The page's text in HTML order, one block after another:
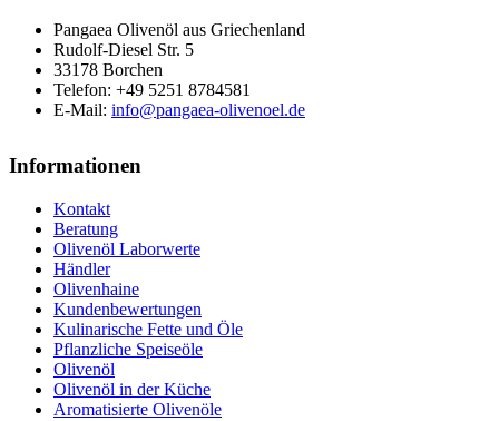
Pangaea Olivenöl aus Griechenland
Rudolf-Diesel Str. 5
33178 Borchen
Telefon: +49 5251 8784581
E-Mail: info@pangaea-olivenoel.de
Informationen
Kontakt
Beratung
Olivenöl Laborwerte
Händler
Olivenhaine
Kundenbewertungen
Kulinarische Fette und Öle
Pflanzliche Speiseöle
Olivenöl
Olivenöl in der Küche
Aromatisierte Olivenöle